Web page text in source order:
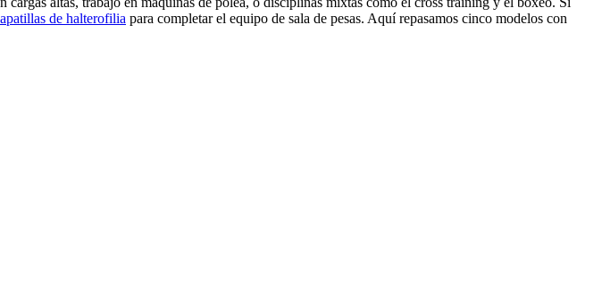
de halterofilia para completar el equipo de sala de pesas. Aquí repasamos cinco modelos con